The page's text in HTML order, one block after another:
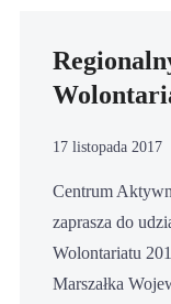
17 listopada 2017
Centrum
zaprasza do
Wolontariatu
Marszałka